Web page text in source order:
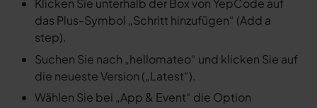
Klicken Sie unterhalb der Box von YepCode auf
das Plus-Symbol „Schritt hinzufügen“ (Add a
step).
Suchen Sie nach „hellomateo“ und klicken Sie auf
die neueste Version („Latest“).
Wählen Sie bei „App & Event“ die Option